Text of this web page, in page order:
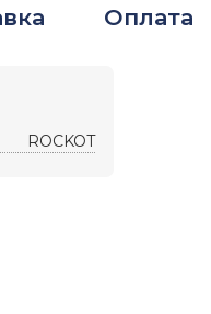
Оплата
ROCKOT